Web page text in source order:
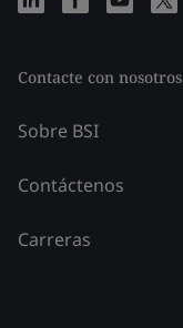
Contacte con nosotros
Sobre BSI
Contáctenos
Carreras